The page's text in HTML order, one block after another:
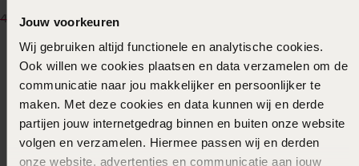
Jouw voorkeuren
Wij gebruiken altijd functionele en analytische cookies.
Ook willen we cookies plaatsen en data verzamelen om de
communicatie naar jou makkelijker en persoonlijker te
maken. Met deze cookies en data kunnen wij en derde
partijen jouw internetgedrag binnen en buiten onze website
volgen en verzamelen. Hiermee passen wij en derden
onze website, advertenties en communicatie aan jouw
44.9922
Gerecycled stainless steel
liefdesring chicago heren
59 99
2e gratis Bestseller